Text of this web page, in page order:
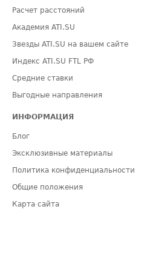
Расчет расстояний
Академия ATI.SU
Звезды ATI.SU на вашем сайте
Индекс ATI.SU FTL РФ
Средние ставки
Выгодные направления
ИНФОРМАЦИЯ
Блог
Эксклюзивные материалы
Политика конфиденциальности
Общие положения
Карта сайта